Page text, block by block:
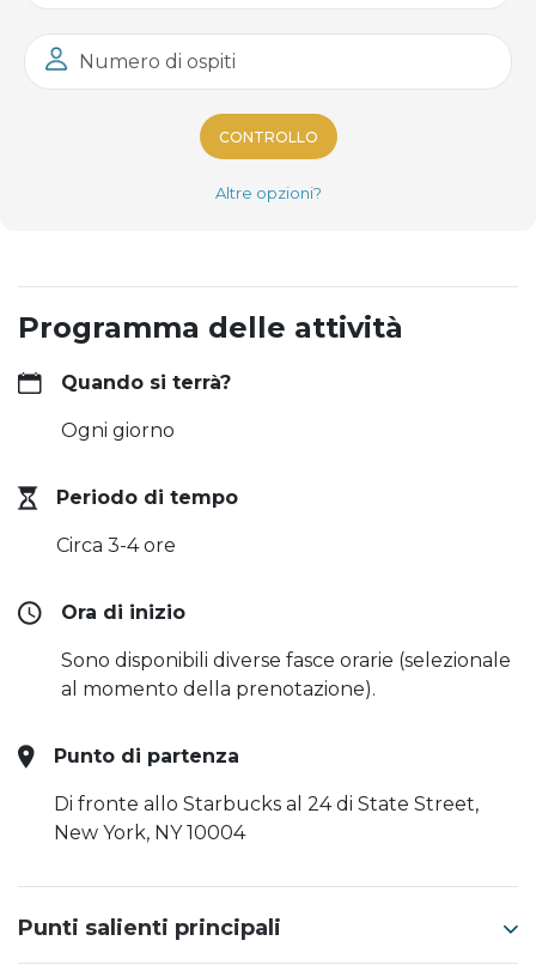
Numero di ospiti
CONTROLLO
Altre opzioni?
Programma delle attività
Quando si terrà?
Ogni giorno
Periodo di tempo
Circa 3-4 ore
Ora di inizio
Sono disponibili diverse fasce orarie (selezionale
al momento della prenotazione).
Punto di partenza
Di fronte allo Starbucks al 24 di State Street,
New York, NY 10004
Punti salienti principali